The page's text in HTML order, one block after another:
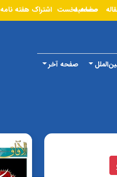
مصاحبه
صفحه نخست اشتراک هفته نامه
صفحه آخر